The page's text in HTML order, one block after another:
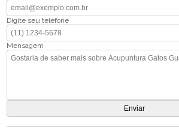
Digite seu telefone
Mensagem